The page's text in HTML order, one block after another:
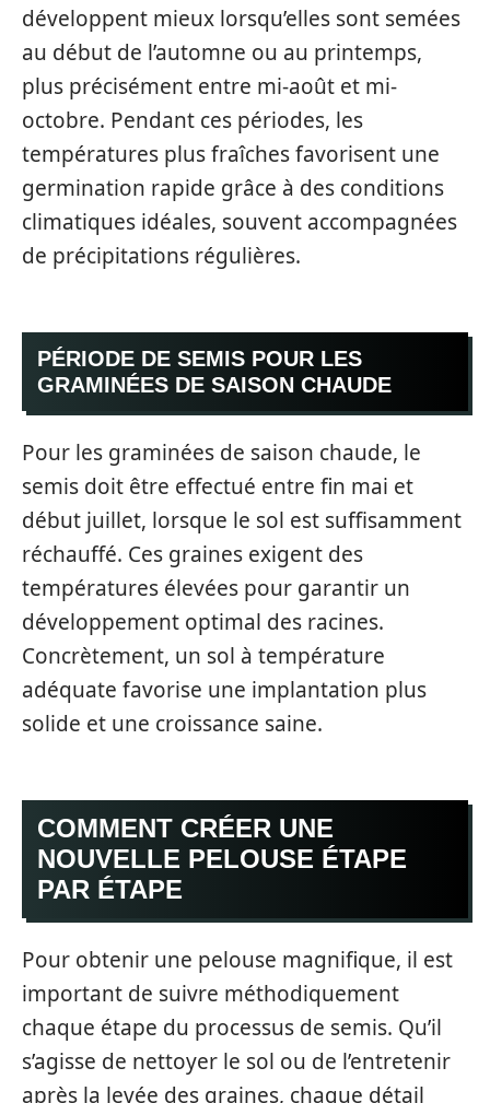
développent mieux lorsqu’elles sont semées
au début de l’automne ou au printemps,
plus précisément entre mi-août et mi-
octobre. Pendant ces périodes, les
températures plus fraîches favorisent une
germination rapide grâce à des conditions
climatiques idéales, souvent accompagnées
de précipitations régulières.
PÉRIODE DE SEMIS POUR LES
GRAMINÉES DE SAISON CHAUDE
Pour les graminées de saison chaude, le
semis doit être effectué entre fin mai et
début juillet, lorsque le sol est suffisamment
réchauffé. Ces graines exigent des
températures élevées pour garantir un
développement optimal des racines.
Concrètement, un sol à température
adéquate favorise une implantation plus
solide et une croissance saine.
COMMENT CRÉER UNE
NOUVELLE PELOUSE ÉTAPE
PAR ÉTAPE
Pour obtenir une pelouse magnifique, il est
important de suivre méthodiquement
chaque étape du processus de semis. Qu’il
s’agisse de nettoyer le sol ou de l’entretenir
après la levée des graines, chaque détail